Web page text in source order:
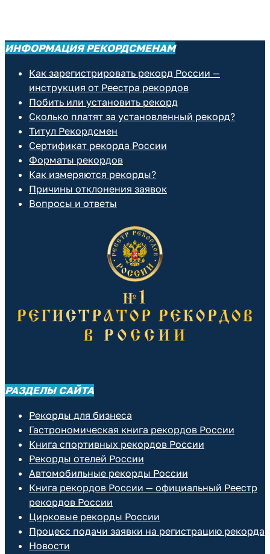
ИНФОРМАЦИЯ РЕКОРДСМЕНАМ
Как зарегистрировать рекорд России —
инструкция от Реестра рекордов
Побить или установить рекорд
Сколько платят за установленный рекорд?
Титул Рекордсмен
Сертификат рекорда России
Форматы рекордов
Как измеряются рекорды?
Причины отклонения заявок
Вопросы и ответы
РАЗДЕЛЫ САЙТА
Рекорды для бизнеса
Гастрономическая книга рекордов России
Книга спортивных рекордов России
Рекорды отелей России
Автомобильные рекорды России
Книга рекордов России — официальный Реестр
рекордов России
Цирковые рекорды России
Процесс подачи заявки на регистрацию рекорда
Новости